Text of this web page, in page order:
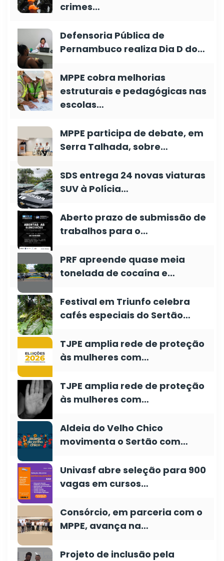
crimes…
Defensoria Pública de
Pernambuco realiza Dia D do…
MPPE cobra melhorias
estruturais e pedagógicas nas
escolas…
MPPE participa de debate, em
Serra Talhada, sobre…
SDS entrega 24 novas viaturas
SUV à Polícia…
Aberto prazo de submissão de
trabalhos para o…
PRF apreende quase meia
tonelada de cocaína e…
Festival em Triunfo celebra
cafés especiais do Sertão…
TJPE amplia rede de proteção
às mulheres com…
TJPE amplia rede de proteção
às mulheres com…
Aldeia do Velho Chico
movimenta o Sertão com…
Univasf abre seleção para 900
vagas em cursos…
Consórcio, em parceria com o
MPPE, avança na…
Projeto de inclusão pela